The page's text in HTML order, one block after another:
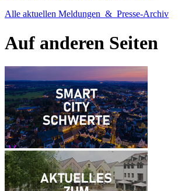
Alle aktuellen Meldungen & Presse-Archiv
Auf anderen Seiten